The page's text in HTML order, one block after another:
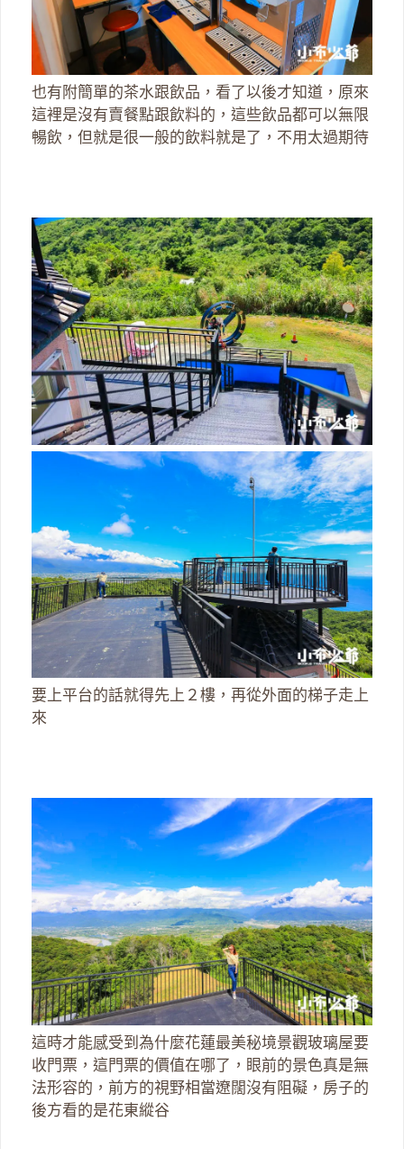
也有附簡單的茶水跟飲品，看了以後才知道，原來
這裡是沒有賣餐點跟飲料的，這些飲品都可以無限
暢飲，但就是很一般的飲料就是了，不用太過期待
要上平台的話就得先上２樓，再從外面的梯子走上
來
這時才能感受到為什麼花蓮最美秘境景觀玻璃屋要
收門票，這門票的價值在哪了，眼前的景色真是無
法形容的，前方的視野相當遼闊沒有阻礙，房子的
後方看的是花東縱谷